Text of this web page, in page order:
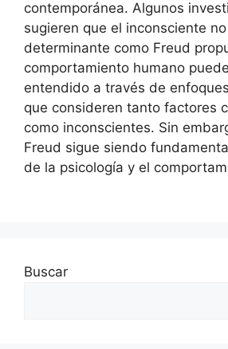
contemporánea. Algunos
sugieren que el inconsciente
determinante como Freud
comportamiento humano
entendido a través de
que consideren tanto factores
como inconscientes. Sin
Freud sigue siendo
de la psicología y el
Buscar